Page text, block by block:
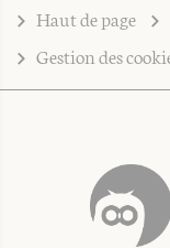
Haut de page
Gestion des